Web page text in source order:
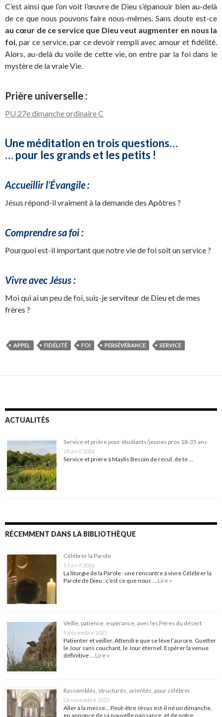
C’est ainsi que l’on voit l’œuvre de Dieu s’épanouir bien au-delà
de ce que nous pouvons faire nous-mêmes. Sans doute est-ce
au cœur de ce service que Dieu veut augmenter en nous la
foi, par ce service, par ce devoir rempli avec amour et fidélité.
Alors, au-delà du voile de cette vie, on entre par la foi dans le
mystère de la vraie Vie.
Prière universelle :
PU 27e dimanche ordinaire C
Une méditation en trois questions…
… pour les grands et les petits !
Accueillir l’Évangile :
Jésus répond-il vraiment à la demande des Apôtres ?
Comprendre sa foi :
Pourquoi est-il important que notre vie de foi soit un service ?
Vivre avec Jésus :
Moi qui ai un peu de foi, suis-je serviteur de Dieu et de mes
frères ?
APPEL FIDÉLITÉ FOI PERSÉVÉRANCE SERVICE
ACTUALITÉS
Service et prière pour étudiants/jeunes pros 18-35 ans
28 avril 2026
Service et prière à Maylis Besoin de recul, de te …
RÉCEMMENT DANS LA BIBLIOTHÈQUE
Célébrer la Parole
13 avril 2026
La liturgie de la Parole : une rencontre à vivre Célébrer la
Parole de Dieu : c’est ce que nous … Lire »
Veille, patience, espérance, avec les Pères du désert
9 décembre 2025
Patienter et veiller. Attendre que se lève l’aurore. Guetter
le Jour sans couchant, le Jour éternel. Espérer la venue
définitive … Lire »
Rassemblés, structurés, orientés, pour célébrer
18 novembre 2025
Aller à la messe… Peut-être Jésus est-il né un dimanche,
en annonce de sa nouvelle naissance, et de notre